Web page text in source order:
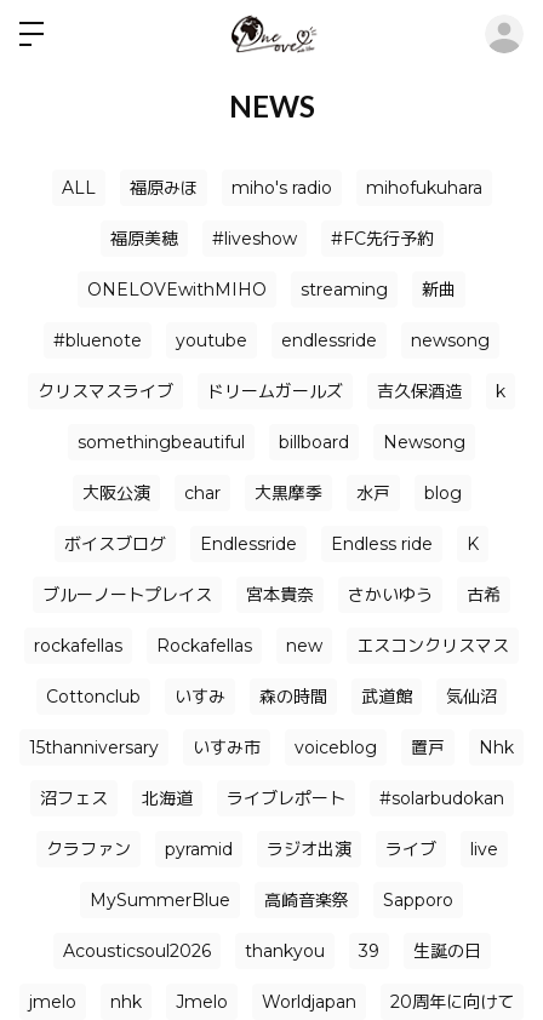
NEWS
ALL 福原みほ miho's radio mihofukuhara
福原美穂 #liveshow #FC先行予約
ONELOVEwithMIHO streaming 新曲
#bluenote youtube endlessride newsong
クリスマスライブ ドリームガールズ 吉久保酒造 k
somethingbeautiful billboard Newsong
大阪公演 char 大黒摩季 水戸 blog
ボイスブログ Endlessride Endless ride K
ブルーノートプレイス 宮本貴奈 さかいゆう 古希
rockafellas Rockafellas new エスコンクリスマス
Cottonclub いすみ 森の時間 武道館 気仙沼
15thanniversary いすみ市 voiceblog 置戸 Nhk
沼フェス 北海道 ライブレポート #solarbudokan
クラファン pyramid ラジオ出演 ライブ live
MySummerBlue 高崎音楽祭 Sapporo
Acousticsoul2026 thankyou 39 生誕の日
jmelo nhk Jmelo Worldjapan 20周年に向けて